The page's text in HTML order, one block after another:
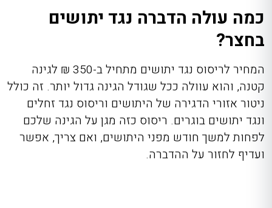
כמה עולה הדברה נגד יתושים
בחצר?
המחיר לריסוס נגד יתושים מתחיל ב-350 ₪ לגינה
קטנה, והוא עוולה ככל שגודל הגינה גדול יותר. זה כולל
ניטור אזורי הדגירה של היתושים וריסוס נגד זחלים
ונגד יתושים בוגרים. ריסוס כזה מגן על הגינה שלכם
לפחות למשך חודש מפני היתושים, ואם צריך, אפשר
ועדיף לחזור על ההדברה.